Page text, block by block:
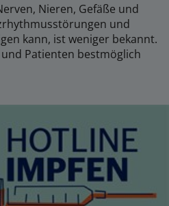
Nieren, Gefäße und
und
kann, ist weniger bekannt.
Patienten bestmöglich